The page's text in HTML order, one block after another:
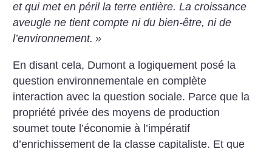
et qui met en péril la terre entière. La croissance
aveugle ne tient compte ni du bien-être, ni de
l’environnement. »
En disant cela, Dumont a logiquement posé la
question environnementale en complète
interaction avec la question sociale. Parce que la
propriété privée des moyens de production
soumet toute l’économie à l’impératif
d’enrichissement de la classe capitaliste. Et que